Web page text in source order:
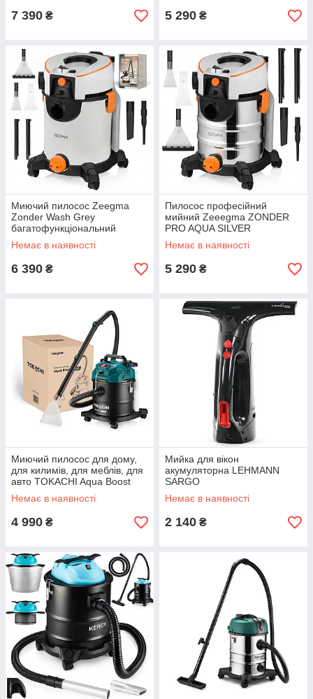
7 390 ₴ 5 290 ₴
Миючий пилосос Zeegma
Zonder Wash Grey
багатофункціональний
Немає в наявності
6 390 ₴
Пилосос професійний
мийний Zeeegma ZONDER
PRO AQUA SILVER
Немає в наявності
5 290 ₴
Миючий пилосос для дому,
для килимів, для меблів, для
авто TOKACHI Aqua Boost
2200W пилосос для дивана
Немає в наявності
4 990 ₴
Мийка для вікон
акумуляторна LEHMANN
SARGO
Немає в наявності
2 140 ₴